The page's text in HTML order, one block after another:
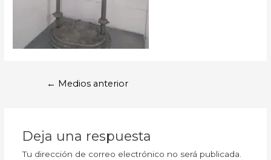
← Medios anterior
Deja una respuesta
Tu dirección de correo electrónico no será publicada.